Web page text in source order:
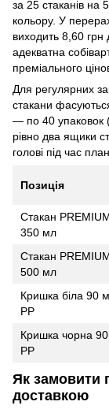
за 25 стаканів на
кольору. У
виходить 8,60
адекватна
преміального
Для регулярних
стакани
— по 40 упаковок
рівно два ящики
голові під час
Позиція
Стакан
350 мл
Стакан
500 мл
Кришка біла 90
РР
Кришка чорна
РР
Як замовити
доставкою